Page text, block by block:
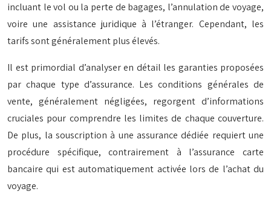
incluant le vol ou la perte de bagages, l’annulation de voyage,
voire une assistance juridique à l’étranger. Cependant, les
tarifs sont généralement plus élevés.
Il est primordial d’analyser en détail les garanties proposées
par chaque type d’assurance. Les conditions générales de
vente, généralement négligées, regorgent d’informations
cruciales pour comprendre les limites de chaque couverture.
De plus, la souscription à une assurance dédiée requiert une
procédure spécifique, contrairement à l’assurance carte
bancaire qui est automatiquement activée lors de l’achat du
voyage.